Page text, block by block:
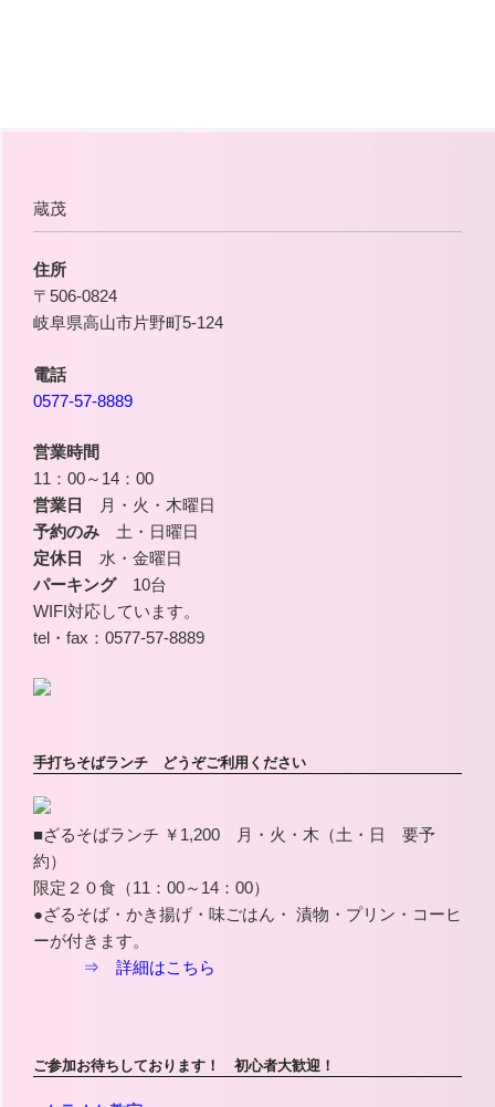
蔵茂
住所
〒506-0824
岐阜県高山市片野町5-124
電話
0577-57-8889
営業時間
11：00～14：00
営業日
月・火・木曜日
予約のみ 土・日曜日
定休日
水・金曜日
パーキング10台
WIFI対応しています。
tel・fax：0577-57-8889
手打ちそばランチ どうぞご利用ください
■ざるそばランチ ￥1,200 月・火・木（土・日 要予
約）
限定２０食（11：00～14：00）
●ざるそば・かき揚げ・味ごはん・ 漬物・プリン・コーヒ
ーが付きます。
⇒ 詳細はこちら
ご参加お待ちしております！ 初心者大歓迎！